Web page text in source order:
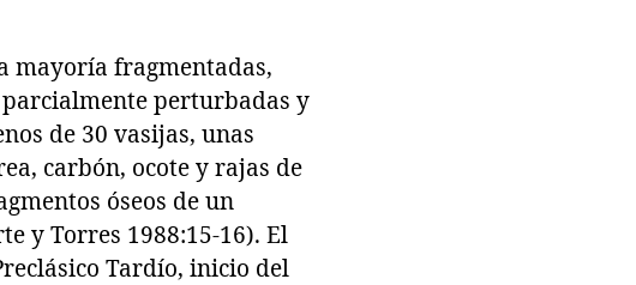
mayoría fragmentadas,
perturbadas y
de 30 vasijas, unas
carbón, ocote y rajas de
óseos de un
y Torres 1988:15-16). El
Tardío, inicio del